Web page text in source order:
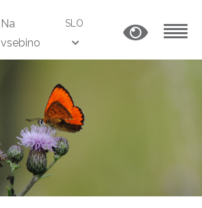
Na
vsebino
SLO